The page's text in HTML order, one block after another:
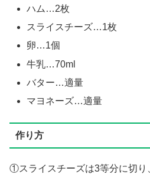
ハム…2枚
スライスチーズ…1枚
卵…1個
牛乳…70ml
バター…適量
マヨネーズ…適量
作り方
①スライスチーズは3等分に切り